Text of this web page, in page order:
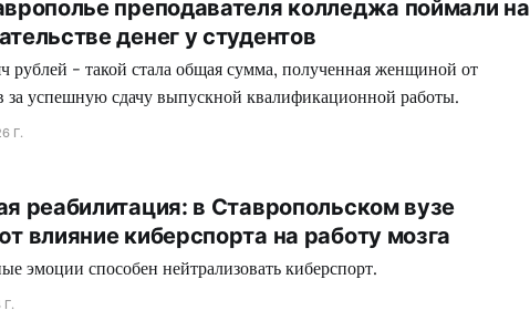
преподавателя колледжа поймали на
денег у студентов
рублей - такой стала общая сумма, полученная женщиной от
за успешную сдачу выпускной квалификационной работы.
Г.
реабилитация: в Ставропольском вузе
влияние киберспорта на работу мозга
эмоции способен нейтрализовать киберспорт.
Г.